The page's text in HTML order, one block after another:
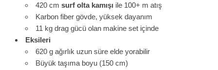
420 cm surf olta kamışı ile 100+ m atış
Karbon fiber gövde, yüksek dayanım
11 kg drag gücü olan makine set içinde
Eksileri
620 g ağırlık uzun süre elde yorabilir
Büyük taşıma boyu (150 cm)